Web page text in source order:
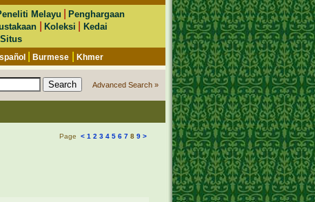
Melayu |Penghargaan
Koleksi
Kedai
|Burmese Khmer
Advanced Search »
Page < 1 2 3 4 5 6 7 8 9 >